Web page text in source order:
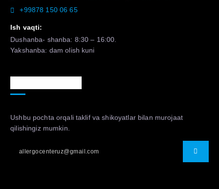
+99878 150 06 65
Ish vaqti:
Dushanba- shanba: 8:30 – 16:00.
Yakshanba: dam olish kuni
Ushbu pochta orqali taklif va shikoyatlar bilan murojaat
qilishingiz mumkin.